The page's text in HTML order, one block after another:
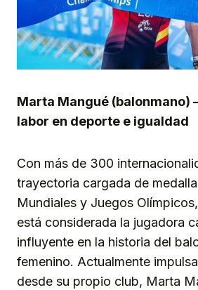
Marta Mangué (balonmano)
labor en deporte e igualdad
Con más de 300
trayectoria cargada de
Mundiales y Juegos
está considerada la jugadora
influyente en la historia del
femenino. Actualmente
desde su propio club, Marta